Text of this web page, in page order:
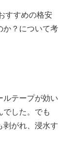
すすめの格安
か？について考
ルテープが効い
でした。でも
剥がれ、浸水す